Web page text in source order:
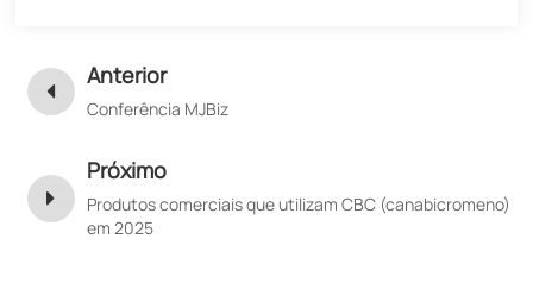
Anterior
Conferência MJBiz
Próximo
Produtos comerciais que utilizam CBC (canabicromeno)
em 2025